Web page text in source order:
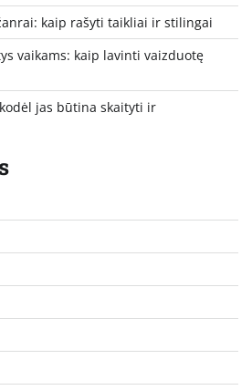
kaip rašyti taikliai ir stilingai
vaikams: kaip lavinti vaizduotę
jas būtina skaityti ir